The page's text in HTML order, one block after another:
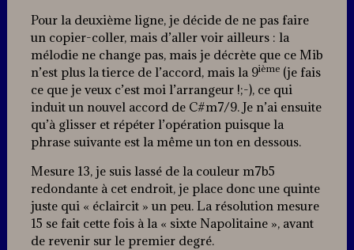
Pour la deuxième ligne, je décide de ne pas faire
un copier-coller, mais d’aller voir ailleurs : la
mélodie ne change pas, mais je décrète que ce Mib
n’est plus la tierce de l’accord, mais la 9ième(je fais
ce que je veux c’est moi l’arrangeur !;-), ce qui
induit un nouvel accord de C#m7/9. Je n’ai ensuite
qu’à glisser et répéter l’opération puisque la
phrase suivante est la même un ton en dessous.
Mesure 13, je suis lassé de la couleur m7b5
redondante à cet endroit, je place donc une quinte
juste qui « éclaircit » un peu. La résolution mesure
15 se fait cette fois à la « sixte Napolitaine », avant
de revenir sur le premier degré.